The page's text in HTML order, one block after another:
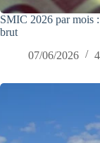
SMIC 2026 par mois
brut
07/06/2026